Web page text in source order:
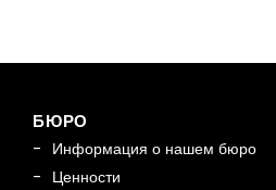
БЮРО
Информация о нашем бюро
Ценности